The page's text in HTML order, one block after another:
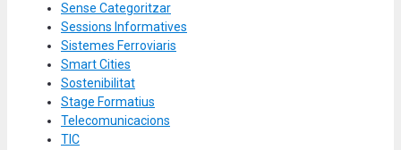
Sense Categoritzar
Sessions Informatives
Sistemes Ferroviaris
Smart Cities
Sostenibilitat
Stage Formatius
Telecomunicacions
TIC